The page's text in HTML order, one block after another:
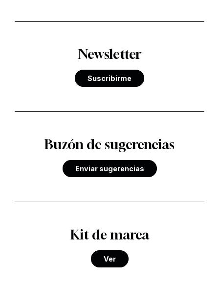
Newsletter
Suscribirme
Buzón de sugerencias
Enviar sugerencias
Kit de marca
Ver